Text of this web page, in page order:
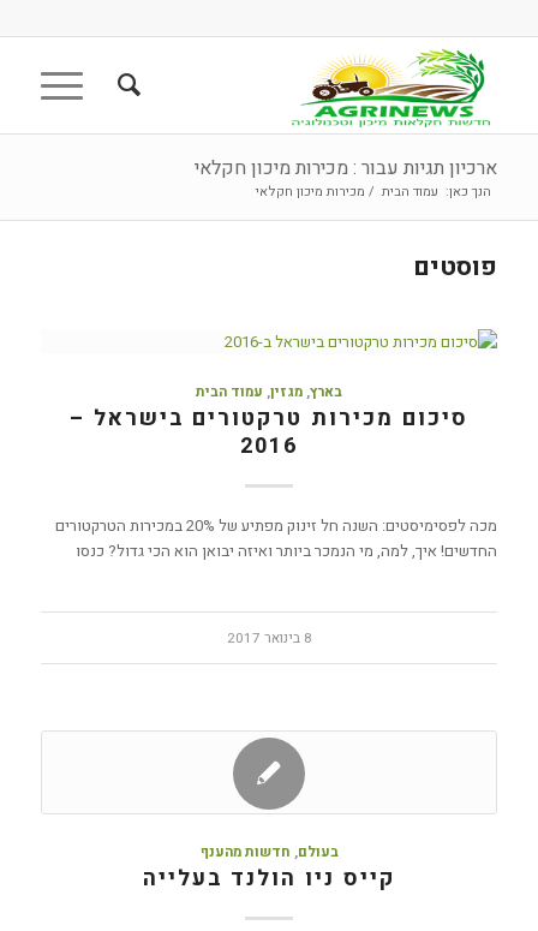
ארכיון תגיות עבור : מכירות מיכון חקלאי
הנך כאן: עמוד הבית / מכירות מיכון חקלאי
פוסטים
בארץ, מגזין, עמוד הבית
סיכום מכירות טרקטורים בישראל –
2016
מכה לפסימיסטים: השנה חל זינוק מפתיע של 20% במכירות הטרקטורים
החדשים! איך, למה, מי הנמכר ביותר ואיזה יבואן הוא הכי גדול? כנסו
8 בינואר 2017
בעולם, חדשות מהענף
קייס ניו הולנד בעלייה